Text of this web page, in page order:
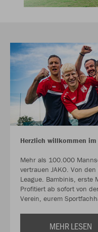
Herzlich willkommen im
Mehr als 100.000
vertrauen JAKO. Von
League. Bambinis, erste
Profitiert ab sofort von
Verein, eurem
MEHR LESEN